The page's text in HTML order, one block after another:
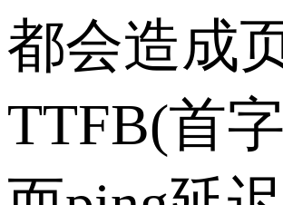
都会造成
TTFB(首